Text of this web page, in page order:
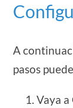
A
pasos
Vaya